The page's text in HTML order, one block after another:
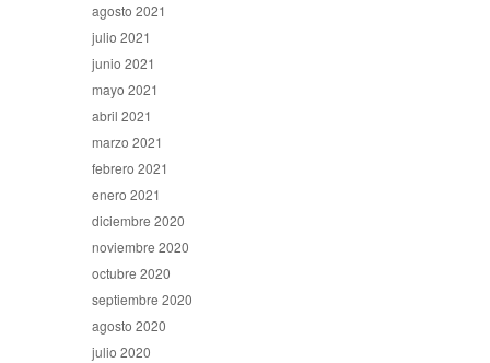
agosto 2021
julio 2021
junio 2021
mayo 2021
abril 2021
marzo 2021
febrero 2021
enero 2021
diciembre 2020
noviembre 2020
octubre 2020
septiembre 2020
agosto 2020
julio 2020